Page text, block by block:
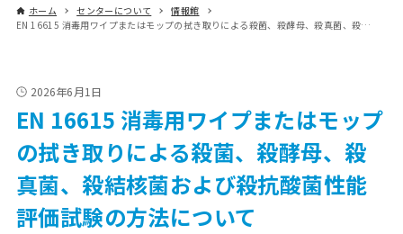
ホーム センターについて
情報館
EN 16615 消毒用ワイプまたはモップの拭き取りによる殺菌、殺酵母、殺真菌、殺結核菌および殺抗酸菌性能評価試験の方法について
2026年6月1日
EN 16615 消毒用ワイプまたはモップ
の拭き取りによる殺菌、殺酵母、殺
真菌、殺結核菌および殺抗酸菌性能
評価試験の方法について